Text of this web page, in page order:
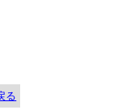
る